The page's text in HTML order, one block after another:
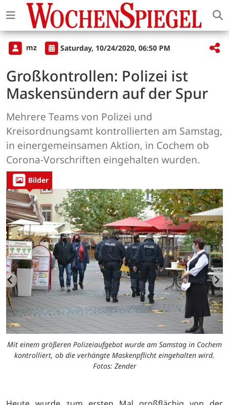
mz Saturday, 10/24/2020, 06:50 PM
Großkontrollen: Polizei ist
Maskensündern auf der Spur
Mehrere Teams von Polizei und
Kreisordnungsamt kontrollierten am Samstag,
in einergemeinsamen Aktion, in Cochem ob
Corona-Vorschriften eingehalten wurden.
Bilder
Mit einem größeren Polizeiaufgebot wurde am Samstag in Cochem
kontrolliert, ob die verhängte Maskenpflicht eingehalten wird.
Fotos: Zender